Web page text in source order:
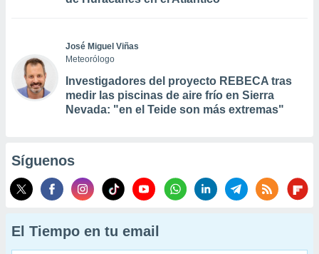
José Miguel Viñas
Meteorólogo
Investigadores del proyecto REBECA tras
medir las piscinas de aire frío en Sierra
Nevada: "en el Teide son más extremas"
Síguenos
El Tiempo en tu email